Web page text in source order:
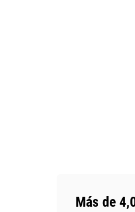
Más de